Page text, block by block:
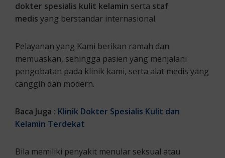
dokter spesialis kulit kelamin serta staf
medis yang berstandar internasional.
Pelayanan yang Kami berikan ramah dan
memuaskan, sehingga pasien yang menjalani
pengobatan pada klinik kami, serta alat medis yang
canggih dan modern.
Baca Juga : Klinik Dokter Spesialis Kulit dan
Kelamin Terdekat
Bila memiliki penyakit menular seksual atau